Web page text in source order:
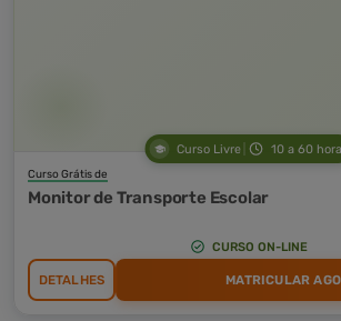
Curso Livre 10 a 60
Curso Grátis de
Monitor de Transporte Escolar
CURSO ON-LINE
DETALHES MATRICULAR